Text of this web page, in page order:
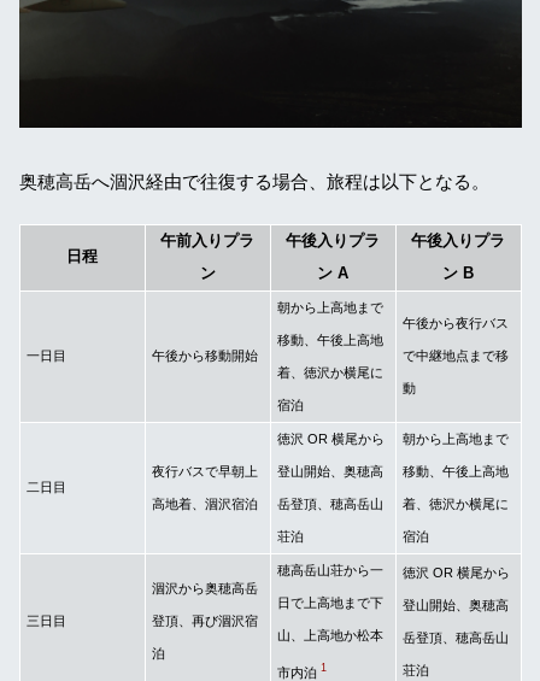
奥穂高岳へ涸沢経由で往復する場合、旅程は以下となる。
日程
午前入りプラ
ン
午後入りプラ
ン A
午後入りプラ
ン B
一日目 午後から移動開始
朝から上高地まで
移動、午後上高地
着、徳沢か横尾に
宿泊
午後から夜行バス
で中継地点まで移
動
二日目
夜行バスで早朝上
高地着、涸沢宿泊
徳沢 OR 横尾から
登山開始、奥穂高
岳登頂、穂高岳山
荘泊
朝から上高地まで
移動、午後上高地
着、徳沢か横尾に
宿泊
三日目
涸沢から奥穂高岳
登頂、再び涸沢宿
泊
穂高岳山荘から一
日で上高地まで下
山、上高地か松本
市内泊 1
徳沢 OR 横尾から
登山開始、奥穂高
岳登頂、穂高岳山
荘泊